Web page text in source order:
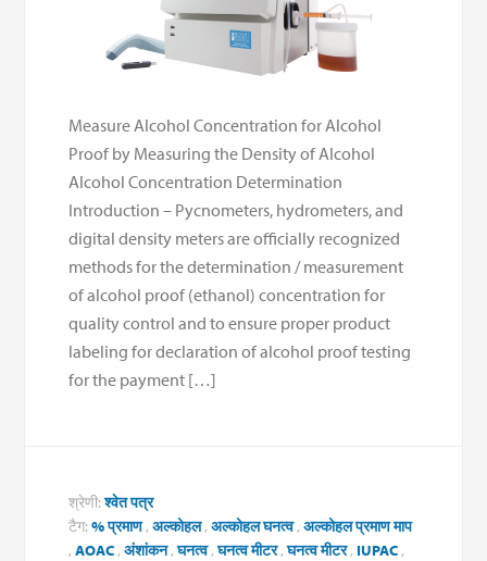
Measure Alcohol Concentration for Alcohol
Proof by Measuring the Density of Alcohol
Alcohol Concentration Determination
Introduction – Pycnometers, hydrometers, and
digital density meters are officially recognized
methods for the determination / measurement
of alcohol proof (ethanol) concentration for
quality control and to ensure proper product
labeling for declaration of alcohol proof testing
for the payment […]
श्रेणी:श्वेत पत्र
टैग:% प्रमाण,अल्कोहल,अल्कोहल घनत्व,अल्कोहल प्रमाण माप
,AOAC ,अंशांकन,घनत्व,घनत्व मीटर,घनत्व मीटर, IUPAC ,